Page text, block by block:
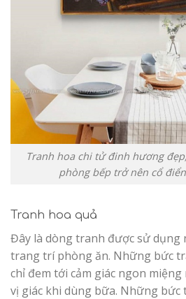
Tranh hoa chi tử đinh hương
phòng bếp trở nên cổ
Tranh hoa quả
Đây là dòng tranh được sử
trang trí phòng ăn. Những bức
chỉ đem tới cảm giác ngon
vị giác khi dùng bữa. Những